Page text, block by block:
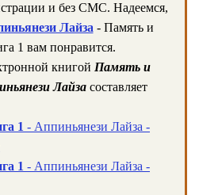
и без СМС. Надеемся,
Лайза - Память и
1 вам понравится.
книгой Память и
Лайза составляет
1 - Аппиньянези Лайза -
1 - Аппиньянези Лайза -